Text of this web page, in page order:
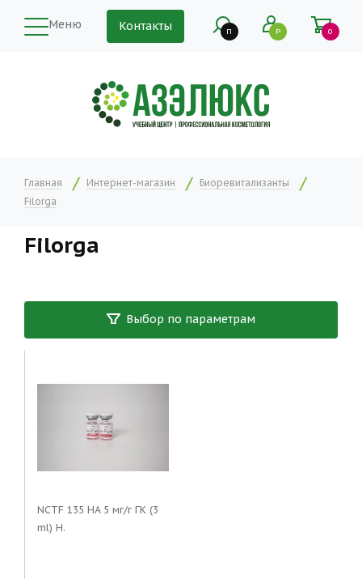
Меню Контакты П Р 0
Главная Интернет-магазин
Биоревитализанты
Filorga
Filorga
Выбор по параметрам
NCTF 135 HA 5 мг/г ГК (3
ml) Н.